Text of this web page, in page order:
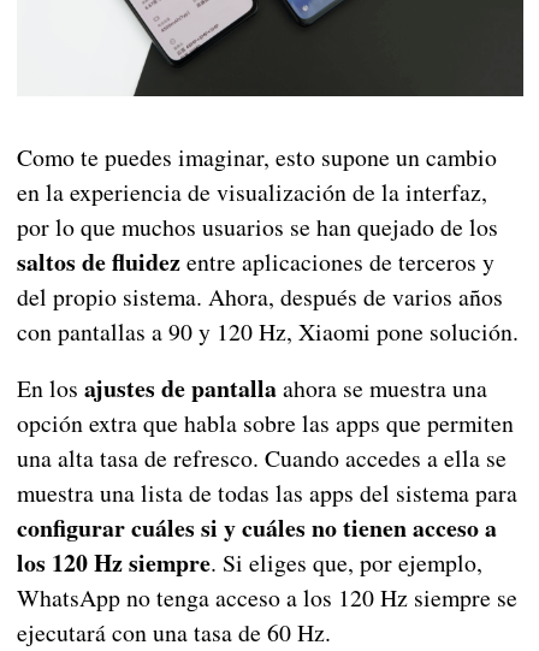
Como te puedes imaginar, esto supone un cambio
en la experiencia de visualización de la interfaz,
por lo que muchos usuarios se han quejado de los
saltos de fluidezentre aplicaciones de terceros y
del propio sistema. Ahora, después de varios años
con pantallas a 90 y 120 Hz, Xiaomi pone solución.
En los ajustes de pantallaahora se muestra una
opción extra que habla sobre las apps que permiten
una alta tasa de refresco. Cuando accedes a ella se
muestra una lista de todas las apps del sistema para
configurar cuáles si y cuáles no tienen acceso a
los 120 Hz siempre. Si eliges que, por ejemplo,
WhatsApp no tenga acceso a los 120 Hz siempre se
ejecutará con una tasa de 60 Hz.